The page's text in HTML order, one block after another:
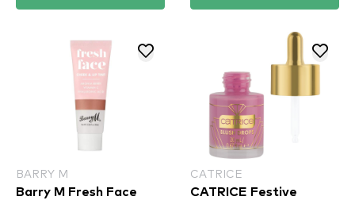
BARRY M
Barry M Fresh Face
CATRICE
CATRICE Festive